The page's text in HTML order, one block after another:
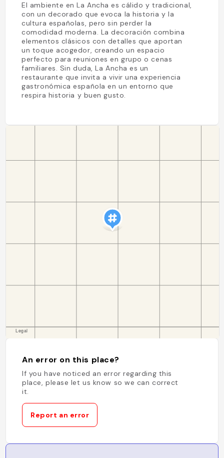
El ambiente en La Ancha es cálido y tradicional,
con un decorado que evoca la historia y la
cultura españolas, pero sin perder la
comodidad moderna. La decoración combina
elementos clásicos con detalles que aportan
un toque acogedor, creando un espacio
perfecto para reuniones en grupo o cenas
familiares. Sin duda, La Ancha es un
restaurante que invita a vivir una experiencia
gastronómica española en un entorno que
respira historia y buen gusto.
An error on this place?
If you have noticed an error regarding this
place, please let us know so we can correct
it.
Report an error